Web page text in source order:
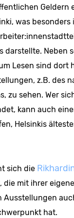
Geldern
was besonders
darstellte. Neben
Lesen sind dort
z.B. des
zu sehen. Wer
kann auch
Helsinkis
sich die
die mit ihrer
Ausstellungen
hat.